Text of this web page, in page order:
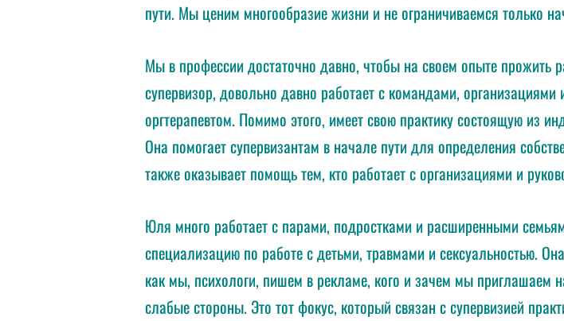
пути. Мы ценим многообразие жизни и не ограничиваемся только
Мы в профессии достаточно давно, чтобы на своем опыте прожить
супервизор, довольно давно работает с командами,
оргтерапевтом. Помимо этого, имеет свою практику состоящую из
Она помогает супервизантам в начале пути для определения
также оказывает помощь тем, кто работает с организациями и
Юля много работает с парами, подростками и расширенными
специализацию по работе с детьми, травмами и сексуальностью.
как мы, психологи, пишем в рекламе, кого и зачем мы приглашаем
слабые стороны. Это тот фокус, который связан с супервизией